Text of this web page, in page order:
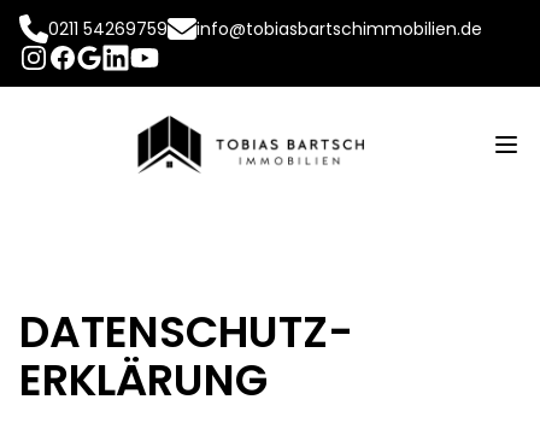
0211 54269759
info@tobiasbartschimmobilien.de
INSTAGRAM
FACEBOOK
GOOGLE
LINKEDINYOUTUBE
DATENSCHUTZ­
ERKLÄRUNG